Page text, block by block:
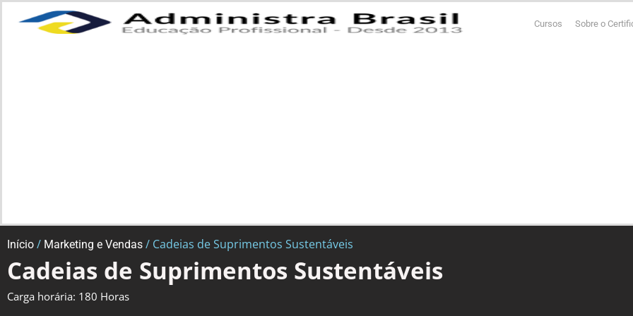
Cursos Sobre o
Início / Marketing e Vendas / Cadeias de Suprimentos Sustentáveis
Cadeias de Suprimentos Sustentáveis
Carga horária: 180 Horas